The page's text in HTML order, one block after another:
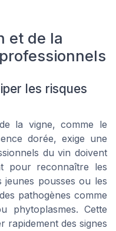
et de la
les risques
la vigne, comme le
dorée, exige une
du vin doivent
pour reconnaître les
pousses ou les
pathogènes comme
phytoplasmes. Cette
rapidement des signes